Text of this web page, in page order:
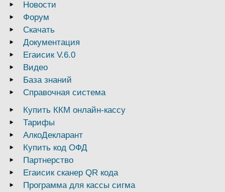
Новости
Форум
Скачать
Документация
Егаисик V.6.0
Видео
База знаний
Справочная система
Купить ККМ онлайн-кассу
Тарифы
АлкоДекларант
Купить код ОФД
Партнерство
Егаисик сканер QR кода
Программа для кассы сигма